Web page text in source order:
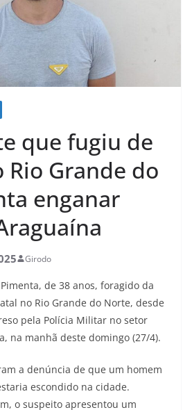
que fugiu de
Rio Grande do
enganar
Girodo
de 38 anos, foragido da
no Rio Grande do Norte, desde
pela Polícia Militar no setor
na manhã deste domingo (27/4).
a denúncia de que um homem
escondido na cidade.
o suspeito apresentou um